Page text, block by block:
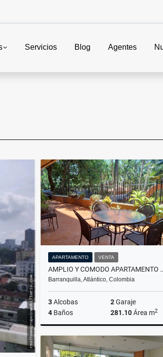
Servicios Blog Agentes
APARTAMENTO VENTA
AMPLIO Y COMODO
Barranquilla, Atlántico, Colombia
3Alcobas 2Garaje
4 Baños 281.10Área m2
$850.000.000